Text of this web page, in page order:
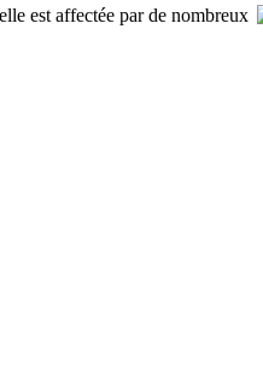
est affectée par de nombreux